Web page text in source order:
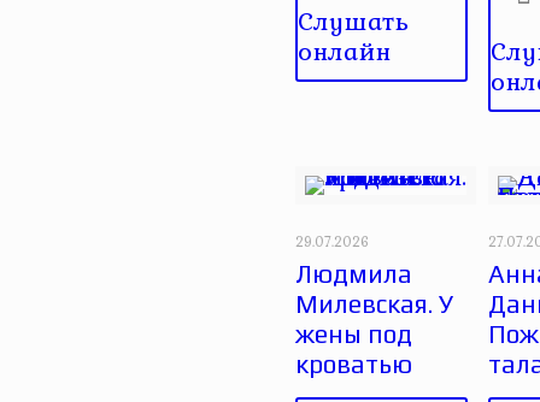
Слушать
онлайн
29.07.2026
Людмила
Милевская. У
жены под
кроватью